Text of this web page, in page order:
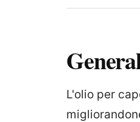
L'olio per